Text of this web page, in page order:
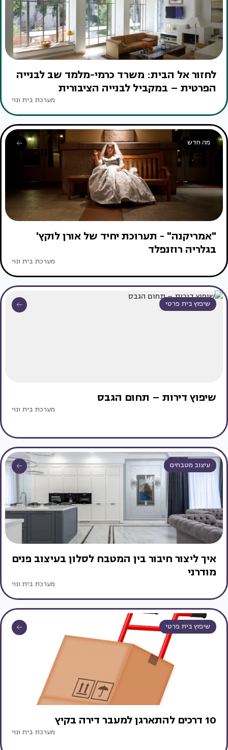
לחזור אל הבית: משרד כרמי-מלמד שב לבנייה
הפרטית – במקביל לבנייה הציבורית
מערכת בית ונוי
מה חדש
"אמריקנה" - תערוכת יחיד של אורן לוקץ'
בגלריה רוזנפלד
מערכת בית ונוי
שיפוץ בית פרטי
שיפוץ דירות – תחום הגבס
מערכת בית ונוי
עיצוב מטבחים
איך ליצור חיבור בין המטבח לסלון בעיצוב פנים
מודרני
מערכת בית ונוי
שיפוץ בית פרטי
10 דרכים להתארגן למעבר דירה בקיץ
מערכת בית ונוי